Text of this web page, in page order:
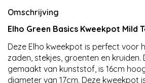
Omschrijving
Elho Green Basics Kweekpot Mild
Deze Elho kweekpot is perfect voor
zaden, stekjes, groenten en kruiden.
gemaakt van kunststof, is 16cm
diameter van 17cm. Deze kweekpot